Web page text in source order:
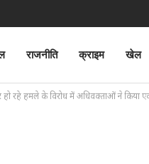
राजनीति क्राइम खेल
रहे हमले के विरोध में अधिवक्ताओं ने किया